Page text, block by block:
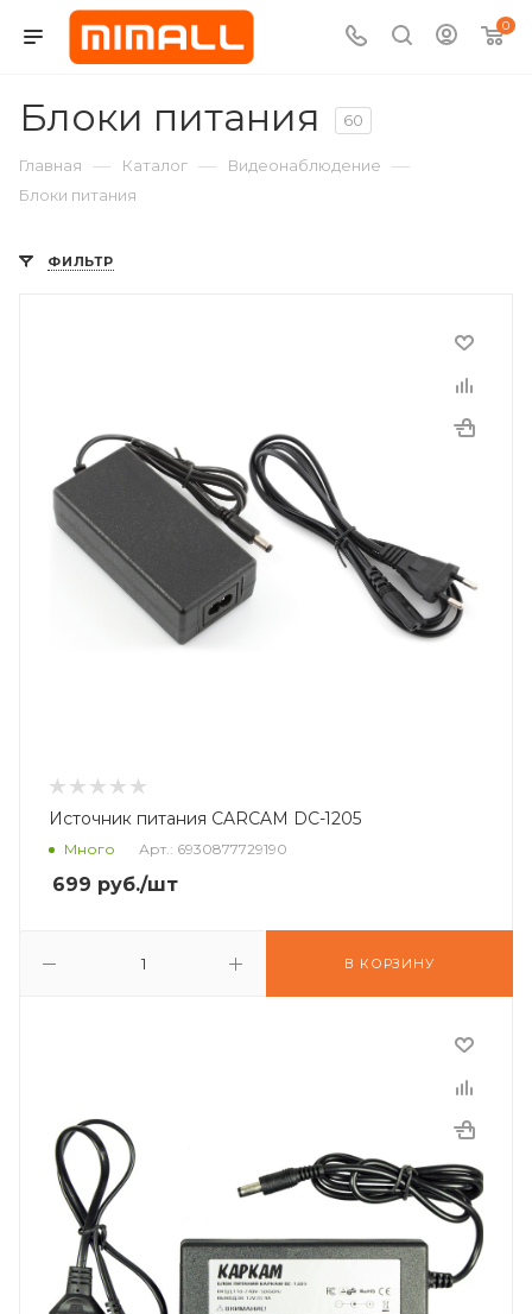
0
Блоки питания 60
Главная — Каталог — Видеонаблюдение —
Блоки питания
ФИЛЬТР
Источник питания CARCAM DC-1205
Много Арт.: 6930877729190
699 руб./шт
В КОРЗИНУ